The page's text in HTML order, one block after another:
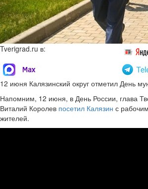
Tverigrad.ru в:
12 июня Калязинский округ отметил День
Напомним, 12 июня, в День России, глава
Виталий Королев посетил Калязин с
жителей.